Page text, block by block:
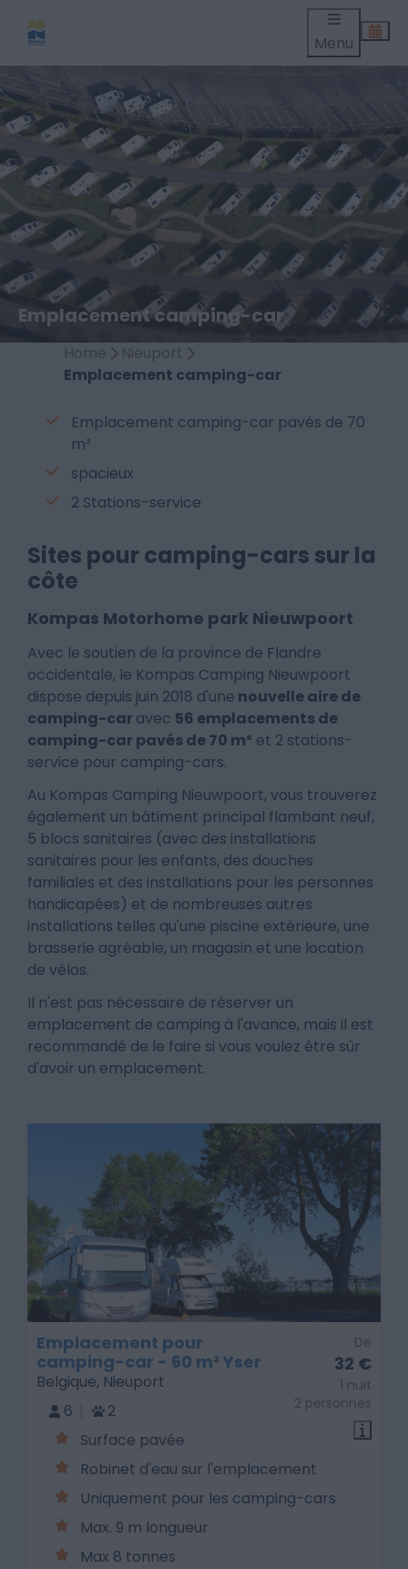
Menu
Emplacement camping-car
Home
Nieuport
Emplacement camping-car
Emplacement camping-car pavés de 70
m²
spacieux
2 Stations-service
Sites pour camping-cars sur la
côte
Kompas Motorhome park Nieuwpoort
Avec le soutien de la province de Flandre
occidentale, le Kompas Camping Nieuwpoort
dispose depuis juin 2018 d'une nouvelle aire de
camping-car avec 56 emplacements de
camping-car pavés de 70 m² et 2 stations-
service pour camping-cars.
Au Kompas Camping Nieuwpoort, vous trouverez
également un bâtiment principal flambant neuf,
5 blocs sanitaires (avec des installations
sanitaires pour les enfants, des douches
familiales et des installations pour les personnes
handicapées) et de nombreuses autres
installations telles qu'une piscine extérieure, une
brasserie agréable, un magasin et une location
de vélos.
Il n'est pas nécessaire de réserver un
emplacement de camping à l'avance, mais il est
recommandé de le faire si vous voulez être sûr
d'avoir un emplacement.
De
32 €
1 nuit
2 personnes
Emplacement pour
camping-car - 60 m² Yser
Belgique, Nieuport
6
2
Surface pavée
Robinet d'eau sur l'emplacement
Uniquement pour les camping-cars
Max. 9 m longueur
Max 8 tonnes